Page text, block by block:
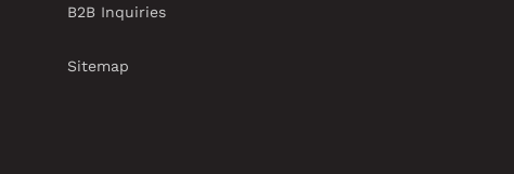
B2B Inquiries
Sitemap